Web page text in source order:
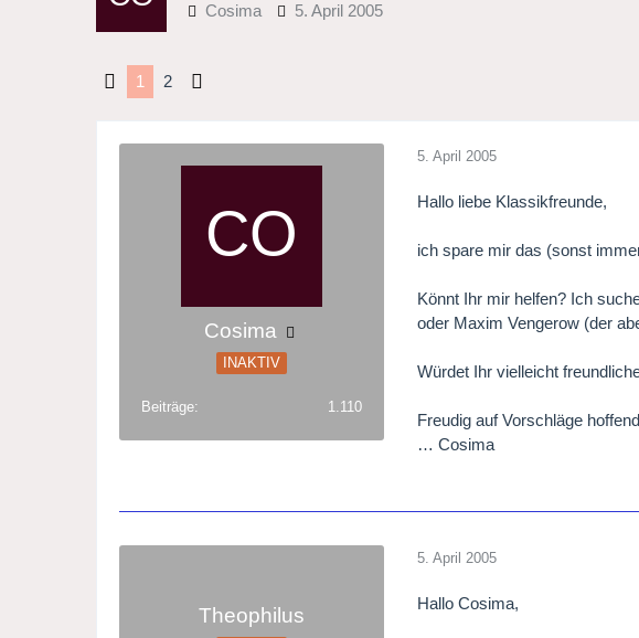
Cosima 5. April 2005
1 2
Cosima
INAKTIV
Beiträge 1.110
5. April 2005
Hallo liebe Klassikfreunde,
ich spare mir das (sonst
Könnt Ihr mir helfen? Ich
oder Maxim Vengerow (der
Würdet Ihr vielleicht
Freudig auf Vorschläge
… Cosima
Theophilus
5. April 2005
Hallo Cosima,